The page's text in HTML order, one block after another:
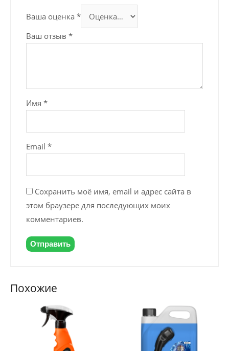
Ваша оценка*
Ваш отзыв*
Имя*
Email*
Сохранить моё имя, email и адрес сайта в
этом браузере для последующих моих
комментариев.
Похожие